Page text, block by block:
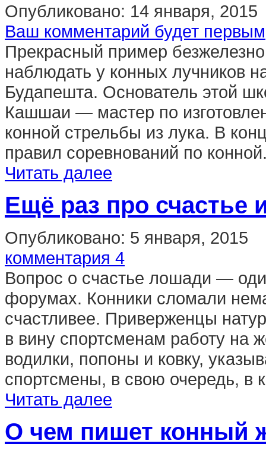
Опубликовано: 14 января, 2015
Ваш комментарий будет первым
Прекрасный пример
наблюдать у конных лучников
Будапешта. Основатель этой
Кашшаи — мастер по
конной стрельбы из лука. В
правил соревнований по
Читать далее
Ещё раз про счастье
Опубликовано: 5 января, 2015
комментария 4
Вопрос о счастье лошади —
форумах. Конники сломали
счастливее. Приверженцы
в вину спортсменам работу на
водилки, попоны и ковку,
спортсмены, в свою очередь, в
Читать далее
О чем пишет конный